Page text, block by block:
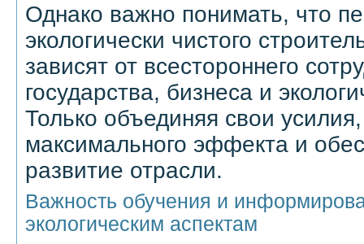
Однако важно понимать, что
экологически чистого
зависят от всестороннего
государства, бизнеса и
Только объединяя свои
максимального эффекта и
развитие отрасли.
Важность обучения и
экологическим аспектам